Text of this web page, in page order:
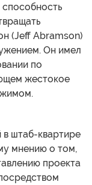
(Jeff Abramson)
Он имел
по
жестокое
в штаб-квартире
мнению о том,
проекта